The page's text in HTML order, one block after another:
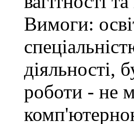
Вимоги:
діяльності,
роботи - не